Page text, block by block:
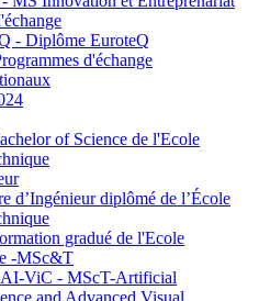
- Diplôme EuroteQ
d'échange
of Science de l'Ecole
d’Ingénieur diplômé de l’École
gradué de l'Ecole
-MSc&T
ViC - MScT-Artificial
and Advanced Visual